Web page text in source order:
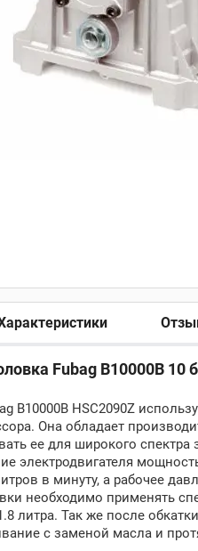
Fubag B10000B
B10000B HSC2090Z
Она обладает
ее для широкого
электродвигателя
в минуту, а рабочее
необходимо применять
литра. Так же после
с заменой масла и